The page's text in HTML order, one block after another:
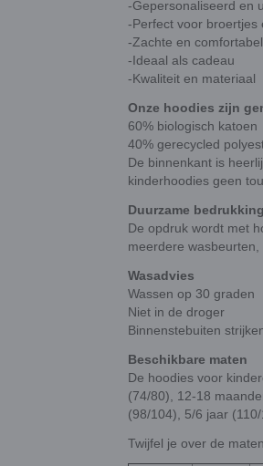
-Gepersonaliseerd en
-Perfect voor broertjes
-Zachte en
-Ideaal als cadeau
-Kwaliteit en materiaal
Onze hoodies zijn
60% biologisch katoen
40% gerecycled
De binnenkant is
kinderhoodies geen
Duurzame bedrukking
De opdruk wordt met
meerdere wasbeurten,
Wasadvies
Wassen op 30 graden
Niet in de droger
Binnenstebuiten
Beschikbare maten
De hoodies voor
(74/80), 12-18
(98/104), 5/6 jaar
Twijfel je over de